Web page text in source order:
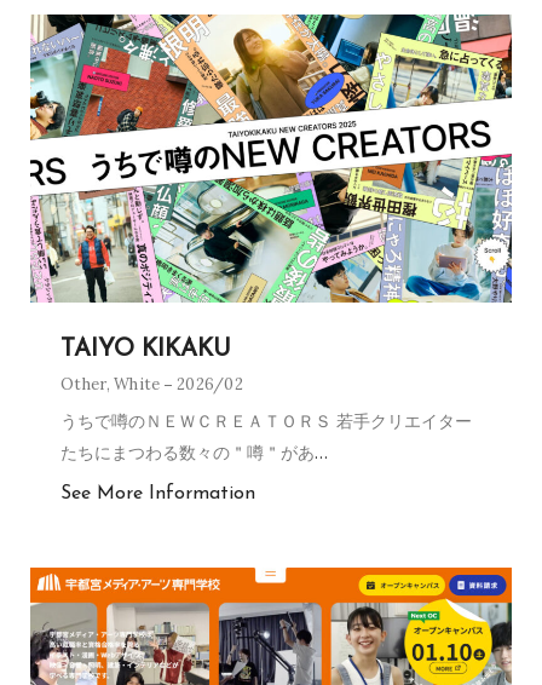
TAIYO KIKAKU
Other,White 2026/02
うちで噂のＮＥＷＣＲＥＡＴＯＲＳ 若手クリエイター
たちにまつわる数々の＂噂＂があ…
See More Information